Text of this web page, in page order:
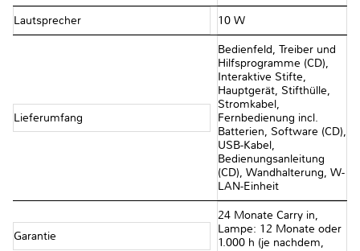
Lautsprecher 10 W
Lieferumfang
Bedienfeld, Treiber und
Hilfsprogramme (CD),
Interaktive Stifte,
Hauptgerät, Stifthülle,
Stromkabel,
Fernbedienung incl.
Batterien, Software (CD),
USB-Kabel,
Bedienungsanleitung
(CD), Wandhalterung, W-
LAN-Einheit
Garantie
24 Monate Carry in,
Lampe: 12 Monate oder
1.000 h (je nachdem,